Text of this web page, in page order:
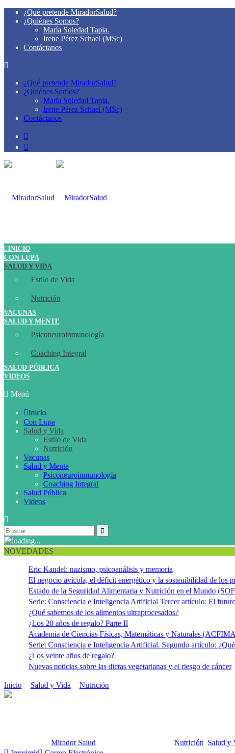
¿Qué pretende MiradorSalud?
¿Quiénes Somos?
María Soledad Tapia.
Irene Pérez Schael (MSc)
Contáctanos
¿Qué pretende MiradorSalud?
¿Quiénes Somos?
María Soledad Tapia.
Irene Pérez Schael (MSc)
Contáctanos
INICIO
CON LUPA
SALUD Y VIDA
Estilo de Vida
Nutrición
VACUNAS
SALUD Y MENTE
Psiconeuroinmunología
Coaching Integral
SALUD PÚBLICA
VIDEOS
Menú
Inicio
Con Lupa
Salud y Vida
Estilo de Vida
Nutrición
Vacunas
Salud y Mente
Psiconeuroinmunología
Coaching Integral
Salud Pública
Videos
NOVEDADES
Eric Kandel: nazismo, psicoanálisis y memoria
El negocio avícola, el déficit energético y la sostenibilidad de los
Estado de la Seguridad Alimentaria y Nutrición en el Mundo
Serie: Consciencia e Inteligencia Artificial Tercer artículo: El
¿Qué sabemos de los alimentos ultraprocesados?
¿Los 20 años de regalo? Parte II
Academia de Ciencias Físicas, Matemáticas y Naturales
Serie: Consciencia e Inteligencia Artificial. Segundo artículo:
¿Los veinte años de regalo?
Nuevas noticias sobre las dietas vegetarianas y el riesgo de cáncer
Inicio Salud y Vida Nutrición
Mirador Salud Nutrición Salud y